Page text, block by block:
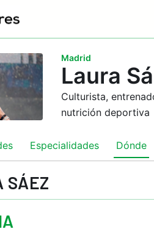
Madrid
Laura
Culturista,
nutrición deportiva
Especialidades Dónde
SÁEZ